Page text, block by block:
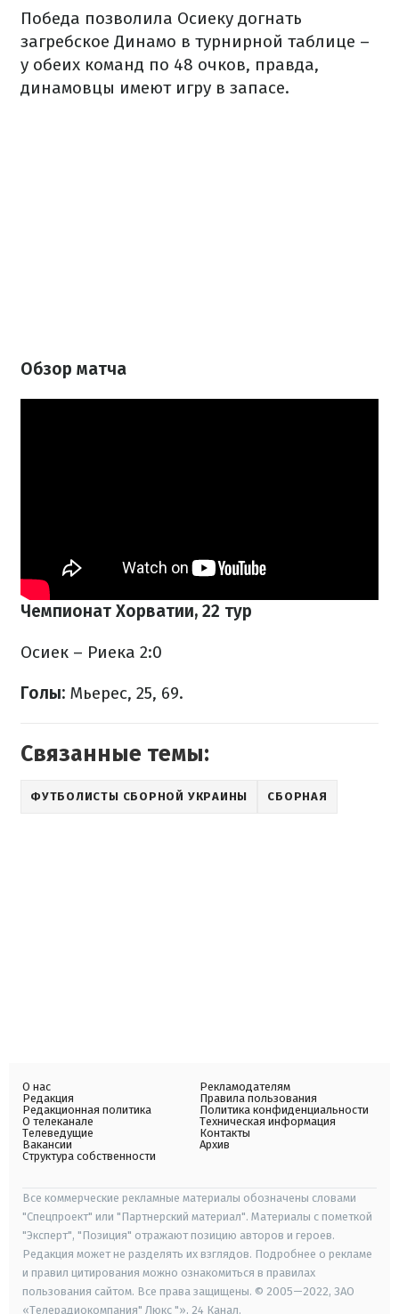
Победа позволила Осиеку догнать
загребское Динамо в турнирной таблице –
у обеих команд по 48 очков, правда,
динамовцы имеют игру в запасе.
Обзор матча
Чемпионат Хорватии, 22 тур
Осиек – Риека 2:0
Голы: Мьерес, 25, 69.
Связанные темы:
ФУТБОЛИСТЫ СБОРНОЙ УКРАИНЫ СБОРНАЯ
О нас
Редакция
Редакционная политика
О телеканале
Телеведущие
Вакансии
Структура собственности
Рекламодателям
Правила пользования
Политика конфиденциальности
Техническая информация
Контакты
Архив
Все коммерческие рекламные материалы обозначены словами
"Спецпроект" или "Партнерский материал". Материалы с пометкой
"Эксперт", "Позиция" отражают позицию авторов и героев.
Редакция может не разделять их взглядов. Подробнее о рекламе
и правил цитирования можно ознакомиться в правилах
пользования сайтом. Все права защищены. © 2005—2022, ЗАО
«Телерадиокомпания" Люкс "», 24 Канал.